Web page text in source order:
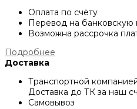
Оплата по счёту
Перевод на банковскую
Возможна рассрочка
Подробнее
Доставка
Транспортной
Доставка до ТК за наш
Самовывоз